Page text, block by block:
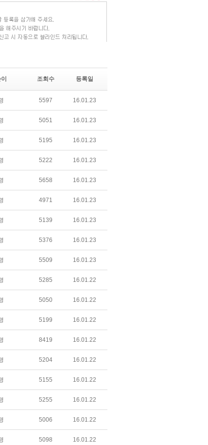
조회수 등록일
5597 16.01.23
5051 16.01.23
5195 16.01.23
5222 16.01.23
5658 16.01.23
4971 16.01.23
5139 16.01.23
5376 16.01.23
5509 16.01.23
5285 16.01.22
5050 16.01.22
5199 16.01.22
8419 16.01.22
5204 16.01.22
5155 16.01.22
5255 16.01.22
5006 16.01.22
5098 16.01.22